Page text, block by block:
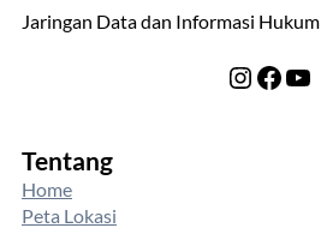
Jaringan Data dan Informasi Hukum
Instagram Facebook YouTube
Tentang
Home
Peta Lokasi